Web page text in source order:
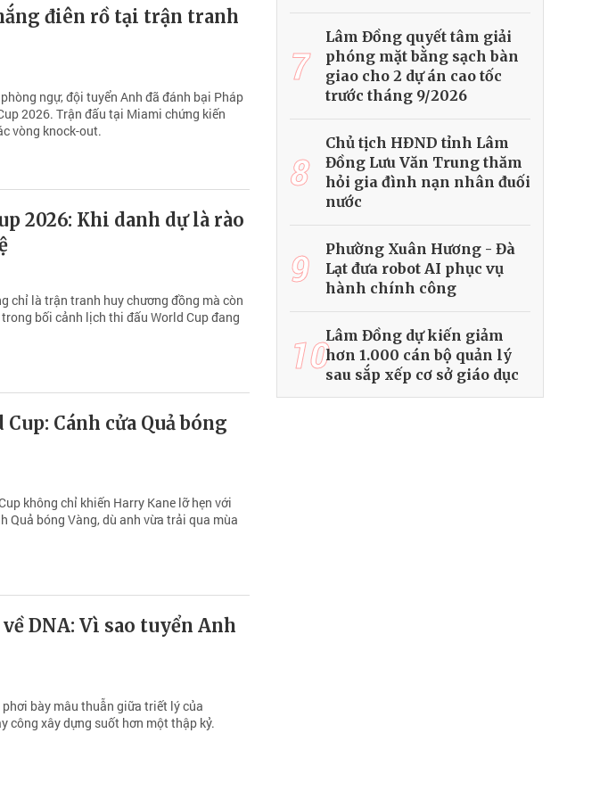
điên rồ tại trận tranh
ngự, đội tuyển Anh đã đánh bại Pháp
2026. Trận đấu tại Miami chứng kiến
vòng knock-out.
2026: Khi danh dự là rào
chỉ là trận tranh huy chương đồng mà còn
bối cảnh lịch thi đấu World Cup đang
Cánh cửa Quả bóng
không chỉ khiến Harry Kane lỡ hẹn với
Quả bóng Vàng, dù anh vừa trải qua mùa
DNA: Vì sao tuyển Anh
bày mâu thuẫn giữa triết lý của
công xây dựng suốt hơn một thập kỷ.
7
Lâm Đồng quyết tâm giải
phóng mặt bằng sạch bàn
giao cho 2 dự án cao tốc
trước tháng 9/2026
8
Chủ tịch HĐND tỉnh Lâm
Đồng Lưu Văn Trung thăm
hỏi gia đình nạn nhân đuối
nước
9
Phường Xuân Hương - Đà
Lạt đưa robot AI phục vụ
hành chính công
10Lâm Đồng dự kiến giảm
hơn 1.000 cán bộ quản lý
sau sắp xếp cơ sở giáo dục